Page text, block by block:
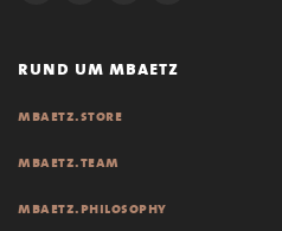
rund um mbaetz
mbaetz.store
mbaetz.team
mbaetz.philosophy